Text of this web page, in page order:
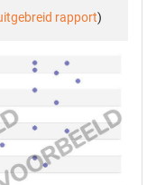
rapport)